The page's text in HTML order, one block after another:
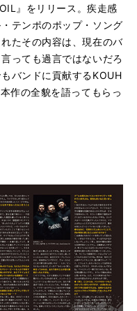
』をリリース。疾走感
テンポのポップ・ソング
たその内容は、現在のバ
っても過言ではないだろ
バンドに貢献するKOUH
作の全貌を語ってもらっ